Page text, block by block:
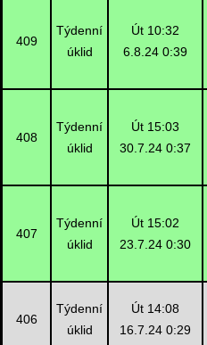
409
Týdenní
úklid
Út 10:32
6.8.24 0:39
408
Týdenní
úklid
Út 15:03
30.7.24 0:37
407
Týdenní
úklid
Út 15:02
23.7.24 0:30
406
Týdenní
úklid
Út 14:08
16.7.24 0:29